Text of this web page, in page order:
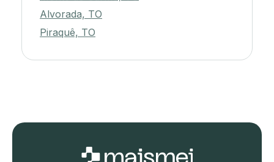
Alvorada, TO
Piraquê, TO